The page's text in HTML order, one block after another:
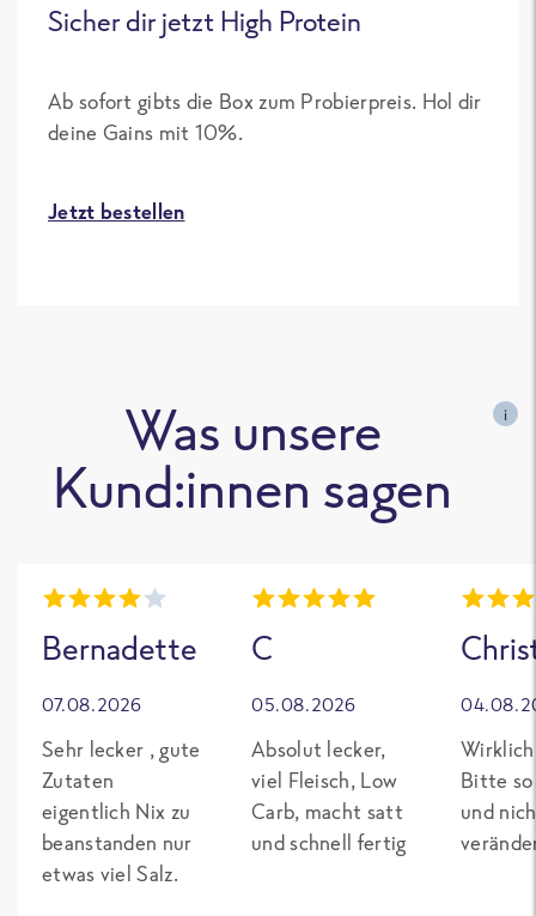
Sicher dir jetzt High Protein
Ab sofort gibts die Box zum Probierpreis. Hol dir
deine Gains mit 10%.
Jetzt bestellen
Was unsere
Kund:innen sagen
i
Bernadette
07.08.2026
Sehr lecker , gute
Zutaten
eigentlich Nix zu
beanstanden nur
etwas viel Salz.
C
05.08.2026
Absolut lecker,
viel Fleisch, Low
Carb, macht satt
und schnell fertig
Bitte so
und